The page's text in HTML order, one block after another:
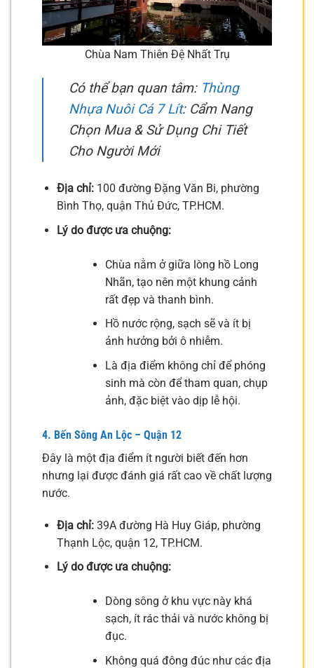
Chùa Nam Thiên Đệ Nhất Trụ
Có thể bạn quan tâm: Thùng
Nhựa Nuôi Cá 7 Lít: Cẩm Nang
Chọn Mua & Sử Dụng Chi Tiết
Cho Người Mới
Địa chỉ:100 đường Đặng Văn Bi, phường
Bình Thọ, quận Thủ Đức, TP.HCM.
Lý do được ưa chuộng:
Chùa nằm ở giữa lòng hồ Long
Nhãn, tạo nên một khung cảnh
rất đẹp và thanh bình.
Hồ nước rộng, sạch sẽ và ít bị
ảnh hưởng bởi ô nhiễm.
Là địa điểm không chỉ để phóng
sinh mà còn để tham quan, chụp
ảnh, đặc biệt vào dịp lễ hội.
4. Bến Sông An Lộc – Quận 12
Đây là một địa điểm ít người biết đến hơn
nhưng lại được đánh giá rất cao về chất lượng
nước.
Địa chỉ:39A đường Hà Huy Giáp, phường
Thạnh Lộc, quận 12, TP.HCM.
Lý do được ưa chuộng:
Dòng sông ở khu vực này khá
sạch, ít rác thải và nước không bị
đục.
Không quá đông đúc như các địa